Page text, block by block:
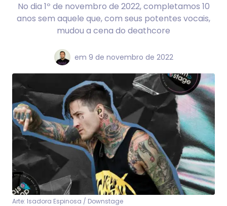
No dia 1º de novembro de 2022, completamos 10
anos sem aquele que, com seus potentes vocais,
mudou a cena do deathcore
em 9 de novembro de 2022
Arte: Isadora Espinosa / Downstage